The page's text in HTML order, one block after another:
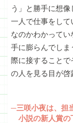
う」と勝手に想像
一人で仕事をし
なのかわかって
手に膨らんでし
際に接すること
の人を見る目が啓
─三咲小夜は、担
小説の新人賞